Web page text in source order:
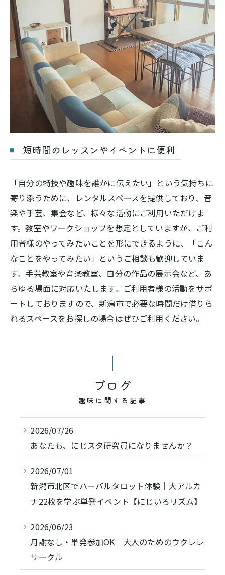
短時間のレッスンやイベントに便利
「自分の特技や趣味を誰かに伝えたい」という気持ちに
寄り添うために、レンタルスペースを提供しており、音
楽や手芸、集会など、様々な活動にご利用いただけま
す。教室やワークショップを想定としていますが、ご利
用者様のやってみたいことを形にできるように、「こん
なことをやってみたい」というご相談も歓迎していま
す。手芸教室や音楽教室、自分の作品の展示会など、あ
らゆる場面に対応いたします。ご利用者様の活動をサポ
ートしておりますので、新潟市で必要な時間だけ借りら
れるスペースをお探しの場合はぜひご利用ください。
ブログ
趣味に関する記事
2026/07/26
あなたも、にじスタ研究員になりませんか？
2026/07/01
新潟市北区でハーバルタロット体験｜大アルカ
ナ22枚を学ぶ単発イベント【にじいろリズム】
2026/06/23
月謝なし・単発参加OK｜大人のためのウクレレ
サークル